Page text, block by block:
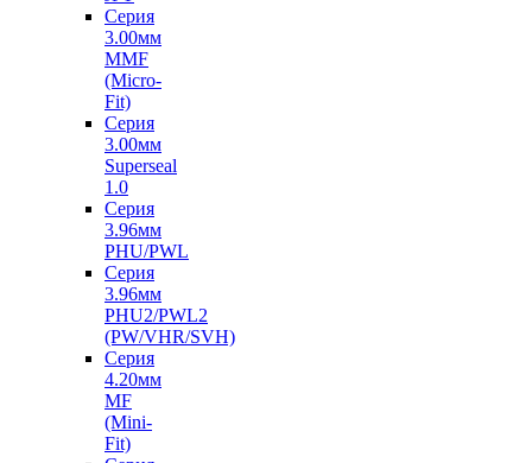
Серия
3.00мм
MMF
(Micro-
Fit)
Серия
3.00мм
Superseal
1.0
Серия
3.96мм
PHU/PWL
Серия
3.96мм
PHU2/PWL2
(PW/VHR/SVH)
Серия
4.20мм
MF
(Mini-
Fit)